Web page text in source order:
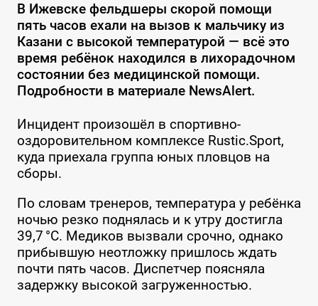
В Ижевске фельдшеры скорой помощи
пять часов ехали на вызов к мальчику из
Казани с высокой температурой — всё это
время ребёнок находился в лихорадочном
состоянии без медицинской помощи.
Подробности в материале NewsAlert.
Инцидент произошёл в спортивно-
оздоровительном комплексе Rustic.Sport,
куда приехала группа юных пловцов на
сборы.
По словам тренеров, температура у ребёнка
ночью резко поднялась и к утру достигла
39,7 °C. Медиков вызвали срочно, однако
прибывшую неотложку пришлось ждать
почти пять часов. Диспетчер поясняла
задержку высокой загруженностью.